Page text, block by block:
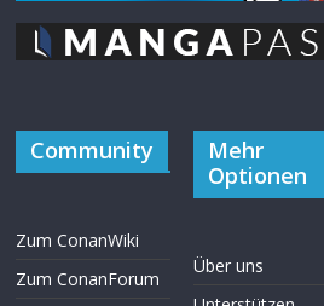
Community
Zum ConanWiki
Zum ConanForum
Mehr
Optionen
Über uns